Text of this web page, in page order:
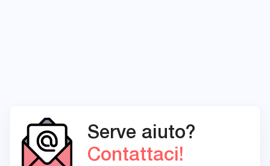
Serve aiuto?
Contattaci!